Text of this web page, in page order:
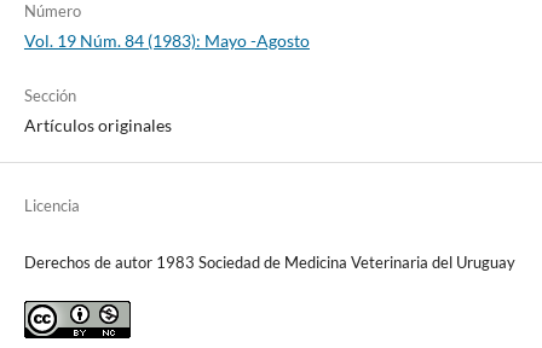
Número
Vol. 19 Núm. 84 (1983): Mayo -Agosto
Sección
Artículos originales
Licencia
Derechos de autor 1983 Sociedad de Medicina Veterinaria del Uruguay